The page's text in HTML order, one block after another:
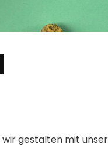
gestalten mit